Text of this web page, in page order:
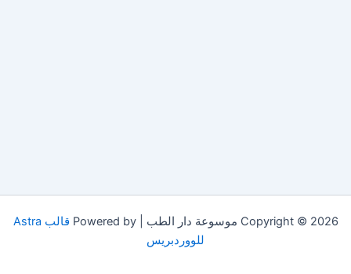
Copyright © 2026 موسوعة دار الطب | Powered by
قالب Astra
للووردبريس